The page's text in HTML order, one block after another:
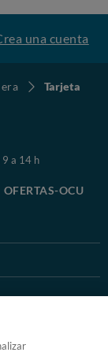
una cuenta
Tarjeta
9 a 14 h
OFERTAS-OCU